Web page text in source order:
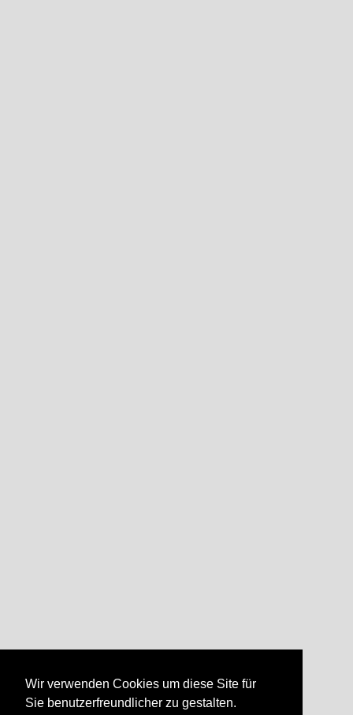
Wir verwenden Cookies um diese Site für
Sie benutzerfreundlicher zu gestalten.